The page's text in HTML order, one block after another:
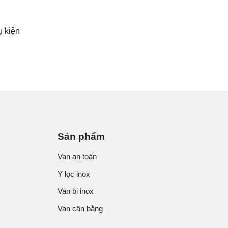
kiện
Sản phẩm
Van an toàn
Y lọc inox
Van bi inox
Van cân bằng